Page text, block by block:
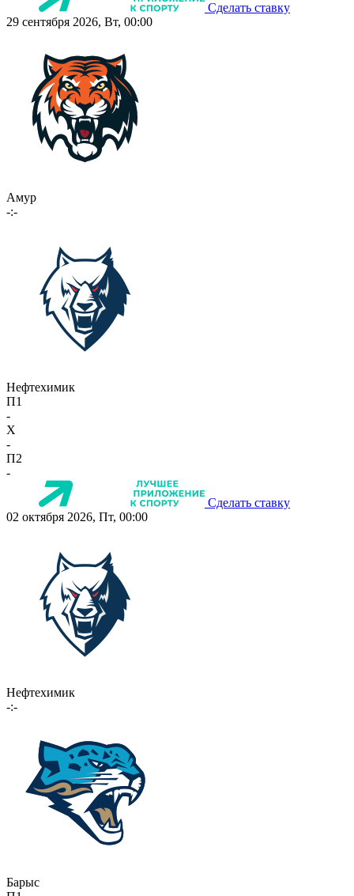
Сделать ставку
29 сентября 2026, Вт, 00:00
Амур
-:-
Нефтехимик
П1
-
X
-
П2
-
Сделать ставку
02 октября 2026, Пт, 00:00
Нефтехимик
-:-
Барыс